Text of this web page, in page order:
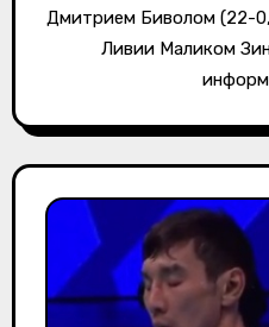
Дмитрием Биволом (22-
Ливии Маликом